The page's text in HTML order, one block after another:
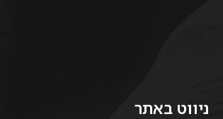
ניווט באתר